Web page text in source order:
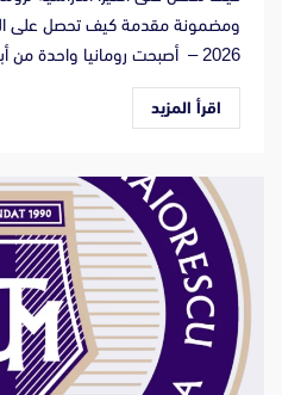
2026 – أصبحت رومانيا واحدة من أبرز الوجهات...
اقرأ المزيد